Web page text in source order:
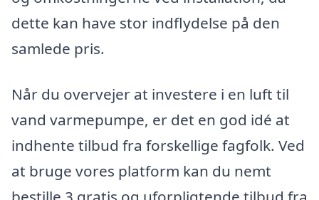
dette kan have stor indflydelse på den
samlede pris.
Når du overvejer at investere i en luft til
vand varmepumpe, er det en god idé at
indhente tilbud fra forskellige fagfolk. Ved
at bruge vores platform kan du nemt